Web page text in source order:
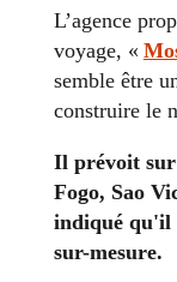
L’agence
voyage, «
semble être
construire le
Il prévoit sur
Fogo, Sao
indiqué qu'il
sur-mesure.